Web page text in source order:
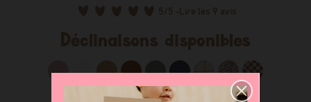
5 /5 -Lire les 9 avis
Déclinaisons disponibles